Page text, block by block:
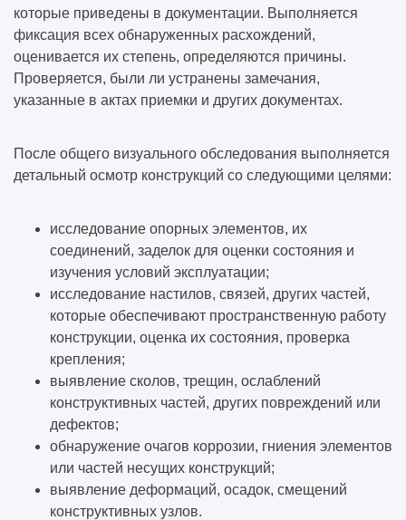
которые приведены в документации. Выполняется
фиксация всех обнаруженных расхождений,
оценивается их степень, определяются причины.
Проверяется, были ли устранены замечания,
указанные в актах приемки и других документах.
После общего визуального обследования выполняется
детальный осмотр конструкций со следующими целями:
исследование опорных элементов, их
соединений, заделок для оценки состояния и
изучения условий эксплуатации;
исследование настилов, связей, других частей,
которые обеспечивают пространственную работу
конструкции, оценка их состояния, проверка
крепления;
выявление сколов, трещин, ослаблений
конструктивных частей, других повреждений или
дефектов;
обнаружение очагов коррозии, гниения элементов
или частей несущих конструкций;
выявление деформаций, осадок, смещений
конструктивных узлов.